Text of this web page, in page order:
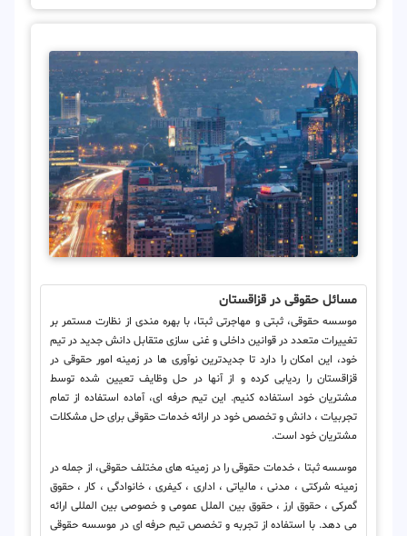
مسائل حقوقی در قزاقستان
موسسه حقوقی، ثبتی و مهاجرتی ثبتا، با بهره مندی از نظارت مستمر بر
تغییرات متعدد در قوانین داخلی و غنی سازی متقابل دانش جدید در تیم
خود، این امکان را دارد تا جدیدترین نوآوری ها در زمینه امور حقوقی در
قزاقستان را ردیابی کرده و از آنها در حل وظایف تعیین شده توسط
مشتریان خود استفاده کنیم. این تیم حرفه ای، آماده استفاده از تمام
تجربیات ، دانش و تخصص خود در ارائه خدمات حقوقی برای حل مشکلات
مشتریان خود است.
موسسه ثبتا ، خدمات حقوقی را در زمینه های مختلف حقوقی، از جمله در
زمینه شرکتی ، مدنی ، مالیاتی ، اداری ، کیفری ، خانوادگی ، کار ، حقوق
گمرکی ، حقوق ارز ، حقوق بین الملل عمومی و خصوصی بین المللی ارائه
می دهد. با استفاده از تجربه و تخصص تیم حرفه ای در موسسه حقوقی